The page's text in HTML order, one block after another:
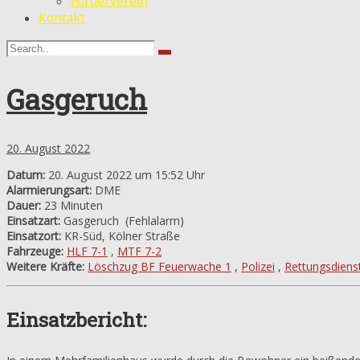
Kontakt
Gasgeruch
20. August 2022
Datum: 20. August 2022 um 15:52 Uhr
Alarmierungsart: DME
Dauer: 23 Minuten
Einsatzart: Gasgeruch (Fehlalarm)
Einsatzort: KR-Süd, Kölner Straße
Fahrzeuge: HLF 7-1 , MTF 7-2
Weitere Kräfte: Löschzug BF Feuerwache 1 , Polizei ,
Einsatzbericht: